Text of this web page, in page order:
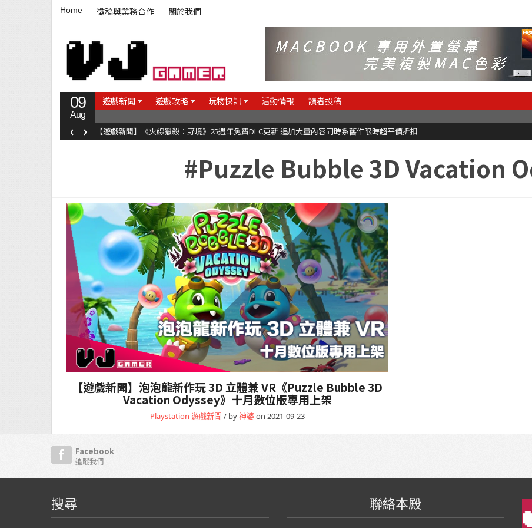
Home 徵稿與業務合作 關於我們
09
Aug
遊戲新聞 遊戲攻略 玩物快訊 活動情報 讀者投稿
【遊戲新聞】《火線獵殺：野境》25週年免費DLC更新 追加大量內容同時系舊作限時超平價折扣
‹ ›
#Puzzle Bubble 3D Vacation
【遊戲新聞】泡泡龍新作玩 3D 立體兼 VR《Puzzle Bubble 3D
Vacation Odyssey》十月數位版專用上架
Playstation 遊戲新聞 / by神婆on 2021-09-23
Facebook
追蹤我們
搜尋 聯絡本殿